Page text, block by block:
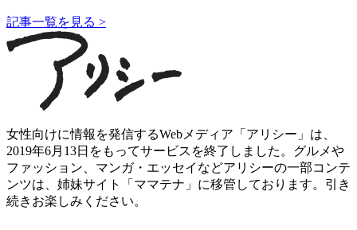
記事一覧を見る >
女性向けに情報を発信するWebメディア「アリシー」は、
2019年6月13日をもってサービスを終了しました。グルメや
ファッション、マンガ・エッセイなどアリシーの一部コンテ
ンツは、姉妹サイト「ママテナ」に移管しております。引き
続きお楽しみください。